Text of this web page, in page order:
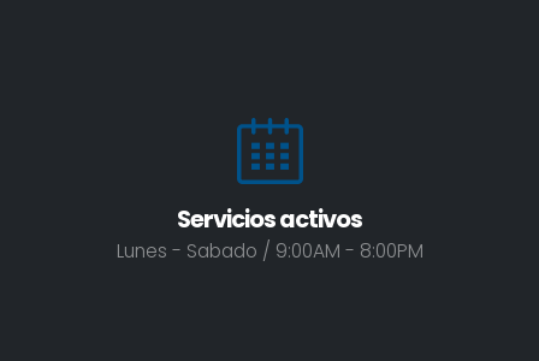
Servicios activos
Lunes - Sabado / 9:00AM - 8:00PM